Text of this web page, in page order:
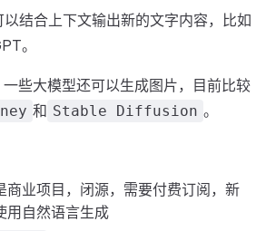
结合上下文输出新的文字内容，比如
。
些大模型还可以生成图片，目前比较
和 Stable Diffusion 。
商业项目，闭源，需要付费订阅，新
用自然语言生成